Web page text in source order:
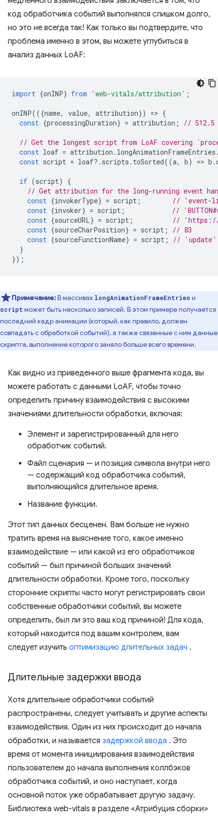
код обработчика событий выполнялся слишком долго,
но это не всегда так! Как только вы подтвердите, что
проблема именно в этом, вы можете углубиться в
анализ данных LoAF:
import {onINP} from 'web-vitals/attribution' ;
onINP(({name, value, attribution}) => {
const {processingDuration} = attribution ; // 512.5
// Get the longest script from LoAF covering
const loaf = attribution . longAnimationFrameEntries
const script = loaf? . scripts . toSorted((a, b) => b .
if (script)
{
// Get attribution for the long-running event
const {invokerType} = script ;
// 'event-
const {invoker} = script ;
//
const {sourceURL} = script ;
// 'https://
const {sourceCharPosition} = script ;
// 83
const {sourceFunctionName} = script ;
// 'update'
}
});
Примечание:В массивах longAnimationFrameEntries и
script может быть несколько записей. В этом примере получается
последний кадр анимации (который, как правило, должен
совпадать с обработкой событий), а также связанные с ним данные
скрипта, выполнение которого заняло больше всего времени.
Как видно из приведенного выше фрагмента кода, вы
можете работать с данными LoAF, чтобы точно
определить причину взаимодействия с высокими
значениями длительности обработки, включая:
Элемент и зарегистрированный для него
обработчик событий.
Файл сценария — и позиция символа внутри него
— содержащий код обработчика событий,
выполняющийся длительное время.
Название функции.
Этот тип данных бесценен. Вам больше не нужно
тратить время на выяснение того, какое именно
взаимодействие — или какой из его обработчиков
событий — был причиной больших значений
длительности обработки. Кроме того, поскольку
сторонние скрипты часто могут регистрировать свои
собственные обработчики событий, вы можете
определить, был ли это ваш код причиной! Для кода,
который находится под вашим контролем, вам
следует изучить оптимизацию длительных задач .
Длительные задержки ввода
Хотя длительные обработчики событий
распространены, следует учитывать и другие аспекты
взаимодействия. Один из них происходит до начала
обработки, и называется задержкой ввода . Это
время от момента инициирования взаимодействия
пользователем до начала выполнения коллбэков
обработчика событий, и оно наступает, когда
основной поток уже обрабатывает другую задачу.
Библиотека web-vitals в разделе «Атрибуция сборки»